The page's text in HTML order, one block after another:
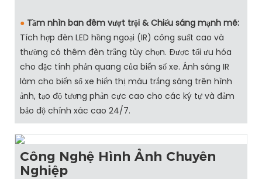
● Tầm nhìn ban đêm vượt trội & Chiếu sáng mạnh mẽ:
Tích hợp đèn LED hồng ngoại (IR) công suất cao và
thường có thêm đèn trắng tùy chọn. Được tối ưu hóa
cho đặc tính phản quang của biển số xe. Ánh sáng IR
làm cho biển số xe hiển thị màu trắng sáng trên hình
ảnh, tạo độ tương phản cực cao cho các ký tự và đảm
bảo độ chính xác cao 24/7.
Công Nghệ Hình Ảnh Chuyên
Nghiệp